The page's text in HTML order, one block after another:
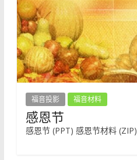
福音投影 福音材料
感恩节
感恩节 (PPT) 感恩节材料 (ZIP)